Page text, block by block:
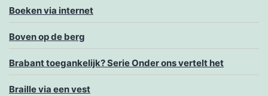
Boeken via internet
Boven op de berg
Brabant toegankelijk? Serie Onder ons vertelt het
Braille via een vest